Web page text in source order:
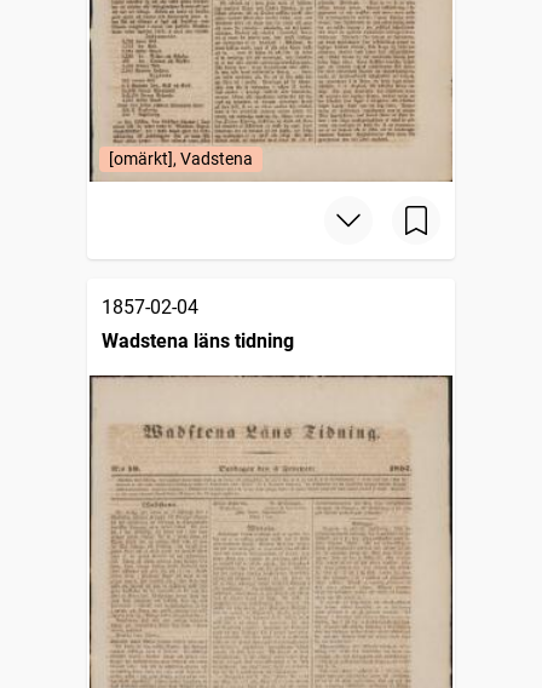
[omärkt], Vadstena
1857-02-04
Wadstena läns tidning